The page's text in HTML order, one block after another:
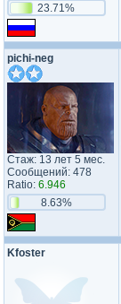
23.71%
pichi-neg
Стаж: 13 лет 5 мес.
Сообщений: 478
Ratio: 6.946
8.63%
Kfoster